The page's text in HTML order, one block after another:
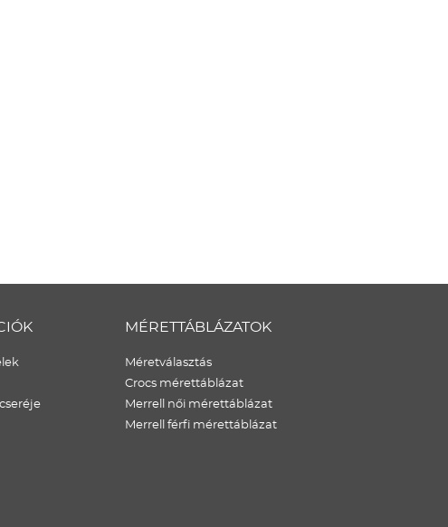
MÉRETTÁBLÁZATOK
Méretválasztás
Crocs mérettáblázat
Merrell női mérettáblázat
Merrell férfi mérettáblázat